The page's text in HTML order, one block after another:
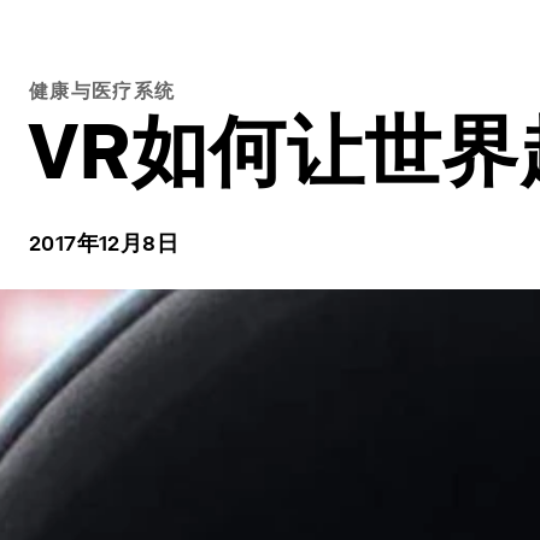
健康与医疗系统
VR如何让世
2017年12月8日